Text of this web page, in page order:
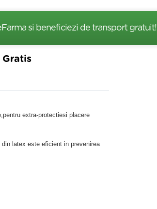
si beneficiezi de transport gratuit!
Gratis
extra-protectiesi placere
latex este eficient in prevenirea